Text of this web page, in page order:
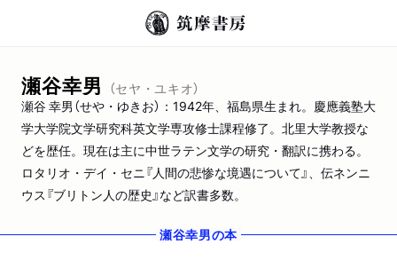
瀬谷幸男 （セヤ・ユキオ）
瀬谷 幸男（せや・ゆきお）：1942年、福島県生まれ。慶應義塾大
学大学院文学研究科英文学専攻修士課程修了。北里大学教授な
どを歴任。現在は主に中世ラテン文学の研究・翻訳に携わる。
ロタリオ・デイ・セニ『人間の悲惨な境遇について』、伝ネンニ
ウス『ブリトン人の歴史』など訳書多数。
瀬谷幸男の本